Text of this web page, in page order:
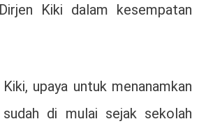
Kiki dalam kesempatan
upaya untuk menanamkan
sudah di mulai sejak sekolah